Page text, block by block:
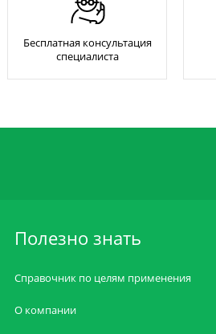
Бесплатная консультация
специалиста
Полезно знать
Справочник по целям применения
О компании